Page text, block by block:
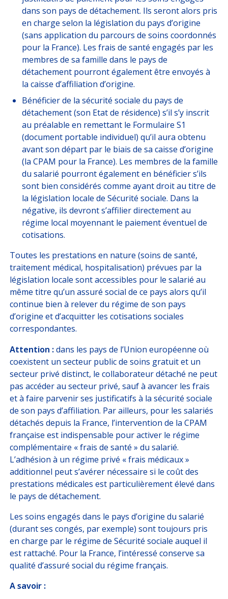
dans son pays de détachement. Ils seront alors pris
en charge selon la législation du pays d’origine
(sans application du parcours de soins coordonnés
pour la France). Les frais de santé engagés par les
membres de sa famille dans le pays de
détachement pourront également être envoyés à
la caisse d’affiliation d’origine.
Bénéficier de la sécurité sociale du pays de
détachement (son Etat de résidence) s’il s’y inscrit
au préalable en remettant le Formulaire S1
(document portable individuel) qu’il aura obtenu
avant son départ par le biais de sa caisse d’origine
(la CPAM pour la France). Les membres de la famille
du salarié pourront également en bénéficier s’ils
sont bien considérés comme ayant droit au titre de
la législation locale de Sécurité sociale. Dans la
négative, ils devront s’affilier directement au
régime local moyennant le paiement éventuel de
cotisations.
Toutes les prestations en nature (soins de santé,
traitement médical, hospitalisation) prévues par la
législation locale sont accessibles pour le salarié au
même titre qu’un assuré social de ce pays alors qu’il
continue bien à relever du régime de son pays
d’origine et d’acquitter les cotisations sociales
correspondantes.
Attention :dans les pays de l’Union européenne où
coexistent un secteur public de soins gratuit et un
secteur privé distinct, le collaborateur détaché ne peut
pas accéder au secteur privé, sauf à avancer les frais
et à faire parvenir ses justificatifs à la sécurité sociale
de son pays d’affiliation. Par ailleurs, pour les salariés
détachés depuis la France, l’intervention de la CPAM
française est indispensable pour activer le régime
complémentaire « frais de santé » du salarié.
L’adhésion à un régime privé « frais médicaux »
additionnel peut s’avérer nécessaire si le coût des
prestations médicales est particulièrement élevé dans
le pays de détachement.
Les soins engagés dans le pays d’origine du salarié
(durant ses congés, par exemple) sont toujours pris
en charge par le régime de Sécurité sociale auquel il
est rattaché. Pour la France, l’intéressé conserve sa
qualité d’assuré social du régime français.
A savoir :